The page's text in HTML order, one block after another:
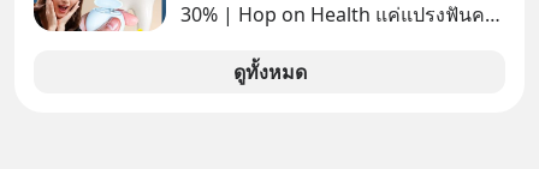
30% | Hop on Health แค่แปรงฟันคง
อายุ 5,000 คน มีข้อมูลที่น่าสนใจเกี่ยว
ดูทั้งหมด